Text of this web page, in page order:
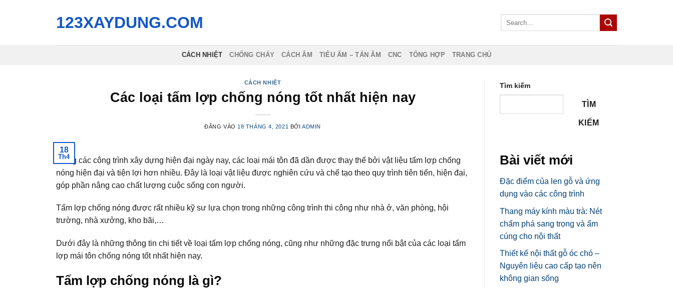
123XAYDUNG.COM
CÁCH NHIỆT CHỐNG CHÁY CÁCH ÂM TIÊU ÂM – TÁN ÂM CNC TỔNG HỢP TRANG CHỦ
CÁCH NHIỆT
Các loại tấm lợp chống nóng tốt nhất hiện nay
ĐĂNG VÀO 18 THÁNG 4, 2021 BỞI ADMIN
18
Th4
Trong các công trình xây dựng hiện đại ngày nay, các loại mái tôn đã dần được thay thế bởi vật liệu tấm lợp chống
nóng hiện đại và tiện lợi hơn nhiều. Đây là loại vật liệu được nghiên cứu và chế tạo theo quy trình tiên tiến, hiện đại,
góp phần nâng cao chất lượng cuộc sống con người.
Tấm lợp chống nóng được rất nhiều kỹ sư lựa chọn trong những công trình thi công như nhà ở, văn phòng, hội
trường, nhà xưởng, kho bãi,…
Dưới đây là những thông tin chi tiết về loại tấm lợp chống nóng, cũng như những đặc trưng nổi bật của các loại tấm
lợp mái tôn chống nóng tốt nhất hiện nay.
Tấm lợp chống nóng là gì?
Tìm kiếm
TÌM
KIẾM
Bài viết mới
Đặc điểm của len gỗ và ứng
dụng vào các công trình
Thang máy kính màu trà: Nét
chấm phá sang trọng và ấm
cúng cho nội thất
Thiết kế nội thất gỗ óc chó –
Nguyên liệu cao cấp tạo nên
không gian sống